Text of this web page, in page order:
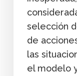
selección
de
las
el modelo